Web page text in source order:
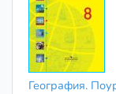
География.